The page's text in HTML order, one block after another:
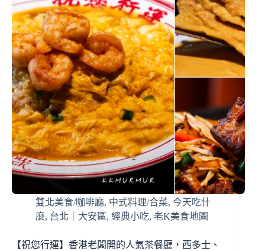
雙北美食/咖啡廳, 中式料理/合菜, 今天吃什
麼, 台北｜大安區, 經典小吃, 老K美食地圖
【祝您行運】香港老闆開的人氣茶餐廳，西多士、